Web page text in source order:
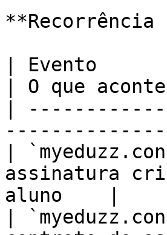
| Evento
| O que
|
|
assinatura
aluno    |
|